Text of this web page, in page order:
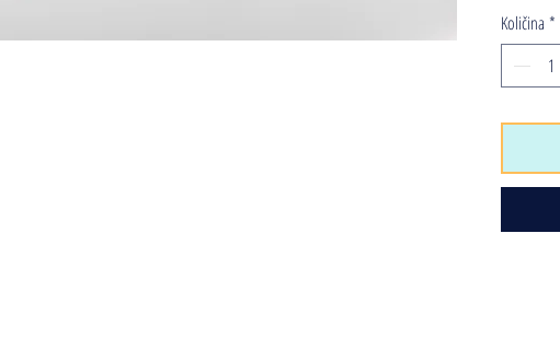
Količina *